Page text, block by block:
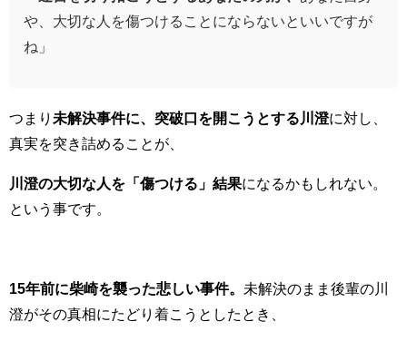
や、大切な人を傷つけることにならないといいですが
ね」
つまり 未解決事件に、突破口を開こうとする川澄に対し、
真実を突き詰めることが、
川澄の大切な人を「傷つける」結果になるかもしれない。
という事です。
15年前に柴崎を襲った悲しい事件。 未解決のまま後輩の川
澄がその真相にたどり着こうとしたとき、